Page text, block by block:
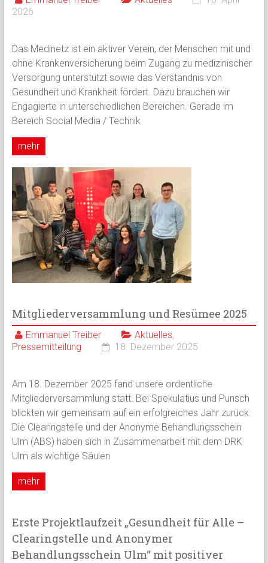
2026
Das Medinetz ist ein aktiver Verein, der Menschen mit und
ohne Krankenversicherung beim Zugang zu medizinischer
Versorgung unterstützt sowie das Verständnis von
Gesundheit und Krankheit fördert. Dazu brauchen wir
Engagierte in unterschiedlichen Bereichen. Gerade im
Bereich Social Media / Technik
mehr
Mitgliederversammlung und Resümee 2025
Emmanuel Treiber Aktuelles,
Pressemitteilung
18. Dezember 2025
Am 18. Dezember 2025 fand unsere ordentliche
Mitgliederversammlung statt. Bei Spekulatius und Punsch
blickten wir gemeinsam auf ein erfolgreiches Jahr zurück:
Die Clearingstelle und der Anonyme Behandlungsschein
Ulm (ABS) haben sich in Zusammenarbeit mit dem DRK
Ulm als wichtige Säulen
mehr
Erste Projektlaufzeit „Gesundheit für Alle –
Clearingstelle und Anonymer
Behandlungsschein Ulm“ mit positiver